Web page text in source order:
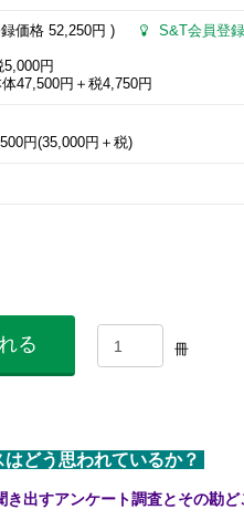
価格 52,250円 )
S&T会員登
円
47,500円＋税4,750円
円(35,000円＋税)
る 冊
どう思われているか？
出すアンケート調査とその勘ど